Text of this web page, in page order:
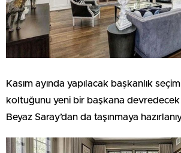
Kasım ayında yapılacak başkanlık
koltuğunu yeni bir başkana
Beyaz Saray’dan da taşınmaya